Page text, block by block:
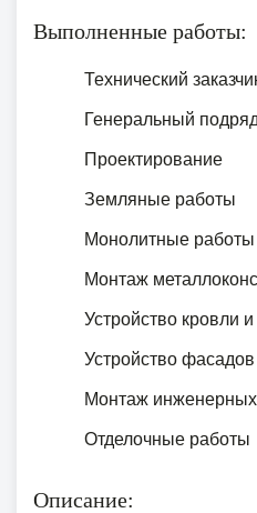
Выполненные работы:
Технический
Генеральный
Проектирование
Земляные работы
Монолитные работы
Монтаж
Устройство кровли и
Устройство фасадов
Монтаж инженерных
Отделочные работы
Описание: